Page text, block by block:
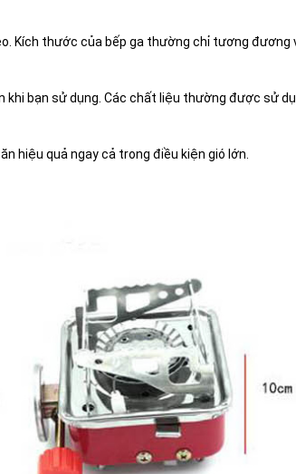
Kích thước của bếp ga thường chỉ tương đương
bạn sử dụng. Các chất liệu thường được sử
hiệu quả ngay cả trong điều kiện gió lớn.